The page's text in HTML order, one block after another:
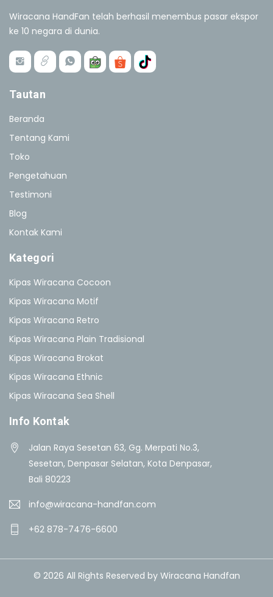
Wiracana HandFan telah berhasil menembus pasar ekspor
ke 10 negara di dunia.
Tautan
Beranda
Tentang Kami
Toko
Pengetahuan
Testimoni
Blog
Kontak Kami
Kategori
Kipas Wiracana Cocoon
Kipas Wiracana Motif
Kipas Wiracana Retro
Kipas Wiracana Plain Tradisional
Kipas Wiracana Brokat
Kipas Wiracana Ethnic
Kipas Wiracana Sea Shell
Info Kontak
Jalan Raya Sesetan 63, Gg. Merpati No.3,
Sesetan, Denpasar Selatan, Kota Denpasar,
Bali 80223
info@wiracana-handfan.com
+62 878-7476-6600
© 2026 All Rights Reserved by Wiracana Handfan